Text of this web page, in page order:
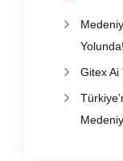
Yolunda!
Gitex Ai